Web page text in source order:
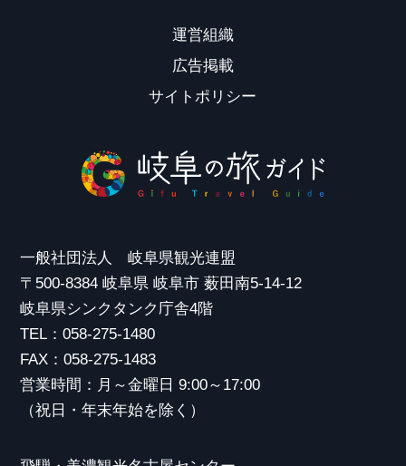
運営組織
広告掲載
サイトポリシー
一般社団法人 岐阜県観光連盟
〒500-8384 岐阜県 岐阜市 薮田南5-14-12
岐阜県シンクタンク庁舎4階
TEL：058-275-1480
FAX：058-275-1483
営業時間：月～金曜日 9:00～17:00
（祝日・年末年始を除く）